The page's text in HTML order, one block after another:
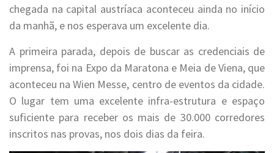
chegada na capital austríaca aconteceu ainda no início
da manhã, e nos esperava um excelente dia.
A primeira parada, depois de buscar as credenciais de
imprensa, foi na Expo da Maratona e Meia de Viena, que
aconteceu na Wien Messe, centro de eventos da cidade.
O lugar tem uma excelente infra-estrutura e espaço
suficiente para receber os mais de 30.000 corredores
inscritos nas provas, nos dois dias da feira.